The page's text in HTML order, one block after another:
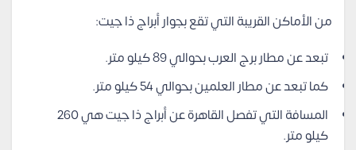
من الأماكن القريبة التي تقع بجوار أبراج ذا جيت:
تبعد عن مطار برج العرب بحوالي 89 كيلو متر.
كما تبعد عن مطار العلمين بحوالي 54 كيلو متر.
المسافة التي تفصل القاهرة عن أبراج ذا جيت هي 260
كيلو متر.